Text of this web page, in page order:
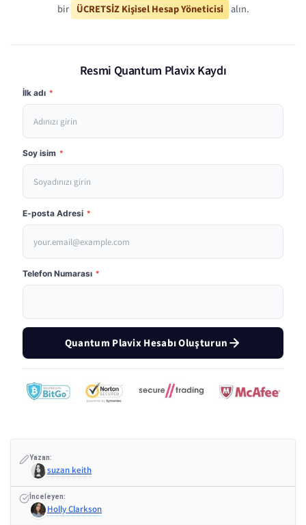
bir ÜCRETSİZ Kişisel Hesap Yöneticisi alın.
Resmi Quantum Plavix Kaydı
İlk adı *
Soy isim *
E-posta Adresi *
Telefon Numarası *
Quantum Plavix Hesabı Oluşturun
Yazan:
suzan keith
İnceleyen:
Holly Clarkson